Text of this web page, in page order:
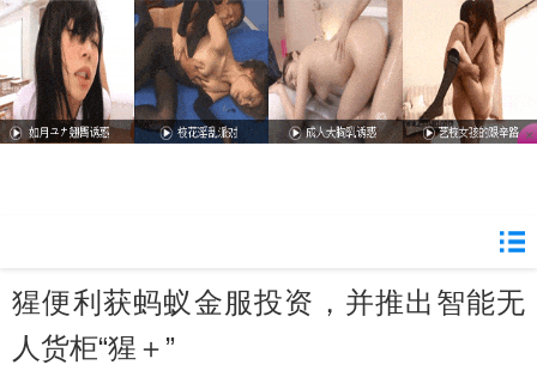
猩便利获蚂蚁金服投资，并推出智能无
人货柜“猩＋”